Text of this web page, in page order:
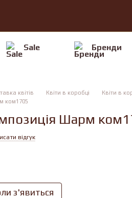
Sale Бренди
квітів Квiти в коробцi
Квiти в
ком1705
Шарм
відгук
з'явиться